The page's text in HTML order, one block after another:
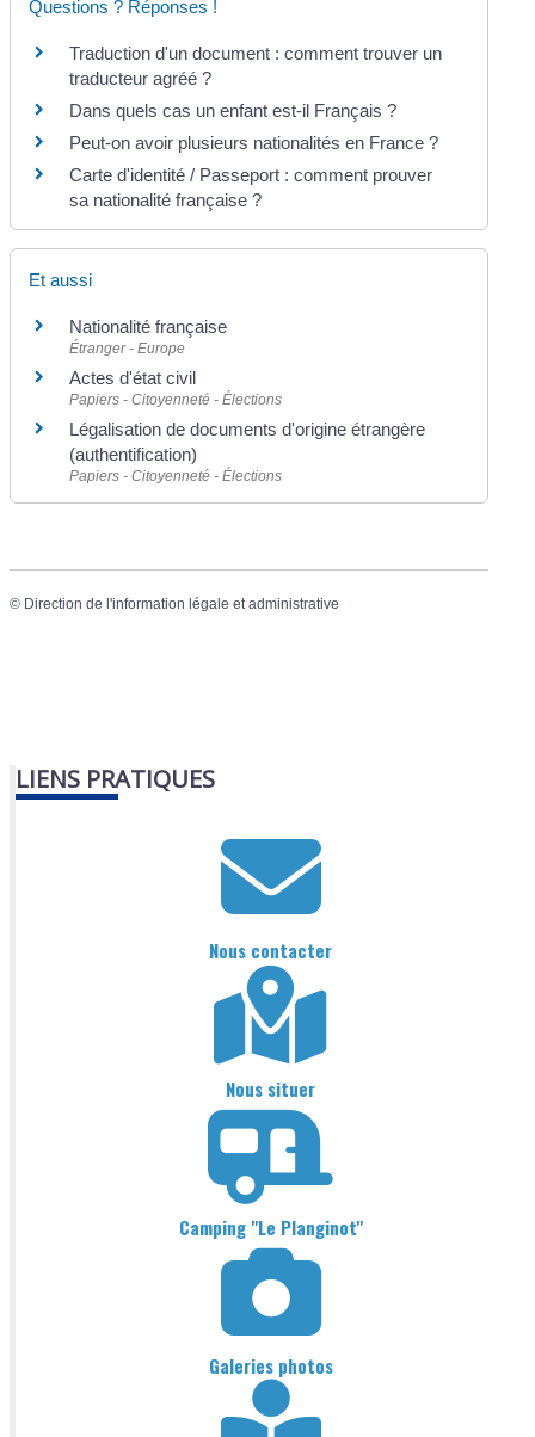
Questions ? Réponses !
Traduction d'un document : comment trouver un
traducteur agréé ?
Dans quels cas un enfant est-il Français ?
Peut-on avoir plusieurs nationalités en France ?
Carte d'identité / Passeport : comment prouver
sa nationalité française ?
Et aussi
Nationalité française
Étranger - Europe
Actes d'état civil
Papiers - Citoyenneté - Élections
Légalisation de documents d'origine étrangère
(authentification)
Papiers - Citoyenneté - Élections
© Direction de l'information légale et administrative
LIENS PRATIQUES
Nous contacter
Nous situer
Camping "Le Planginot"
Galeries photos